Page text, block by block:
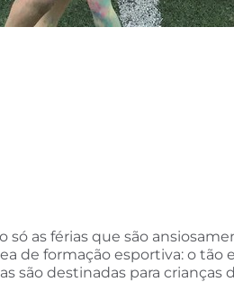
só as férias que são
de formação esportiva: o tão
destinadas para crianças